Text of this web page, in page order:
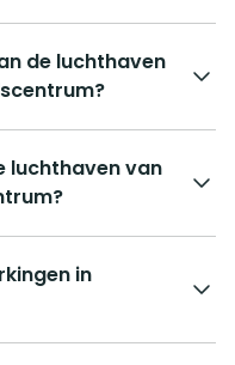
de luchthaven
luchthaven van
in